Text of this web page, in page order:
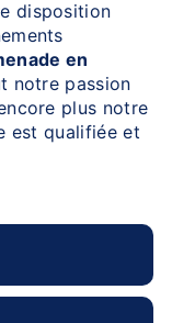
disposition
en
notre passion
plus notre
est qualifiée et